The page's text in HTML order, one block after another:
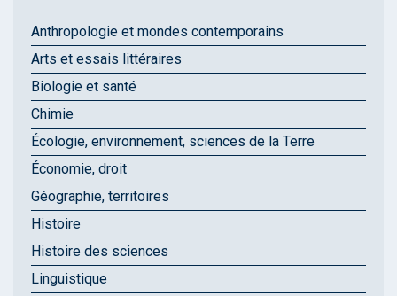
Anthropologie et mondes contemporains
Arts et essais littéraires
Biologie et santé
Chimie
Écologie, environnement, sciences de la Terre
Économie, droit
Géographie, territoires
Histoire
Histoire des sciences
Linguistique